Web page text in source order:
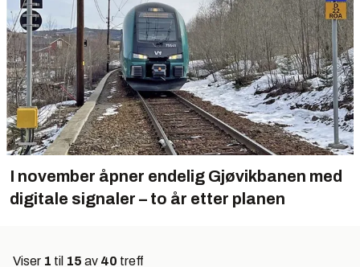
I november åpner endelig Gjøvikbanen med
digitale signaler – to år etter planen
Viser 1 til 15 av 40 treff